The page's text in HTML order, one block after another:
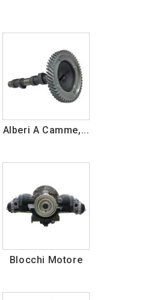
Alberi A Camme,...
Blocchi Motore